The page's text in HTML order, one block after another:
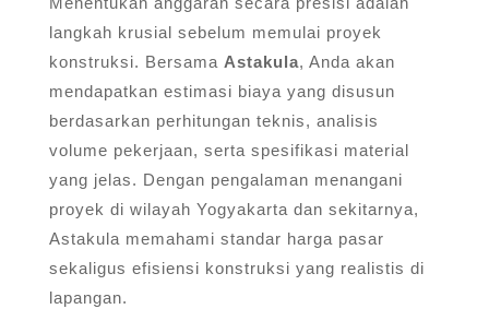
langkah krusial sebelum memulai proyek
konstruksi. Bersama Astakula, Anda akan
mendapatkan estimasi biaya yang disusun
berdasarkan perhitungan teknis, analisis
volume pekerjaan, serta spesifikasi material
yang jelas. Dengan pengalaman menangani
proyek di wilayah Yogyakarta dan sekitarnya,
Astakula memahami standar harga pasar
sekaligus efisiensi konstruksi yang realistis di
lapangan.